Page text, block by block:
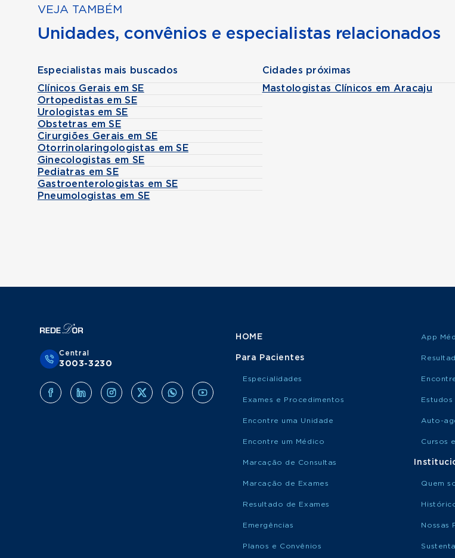
VEJA TAMBÉM
Unidades, convênios e especialistas relacionados
Especialistas mais buscados
Clínicos Gerais em SE
Ortopedistas em SE
Urologistas em SE
Obstetras em SE
Cirurgiões Gerais em SE
Otorrinolaringologistas em SE
Ginecologistas em SE
Pediatras em SE
Gastroenterologistas em SE
Pneumologistas em SE
Cidades próximas
Mastologistas Clínicos em Aracaju
Central
3003-3230
HOME
Para Pacientes
Especialidades
Exames e Procedimentos
Encontre uma Unidade
Encontre um Médico
Marcação de Consultas
Marcação de Exames
Resultado de Exames
Emergências
Planos e Convênios
App
Auto-
Cursos
Quem
Nossas